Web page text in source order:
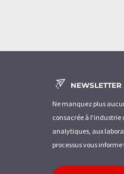
NEWSLETTER
Ne manquez plus
consacrée à
analytiques, aux
processus vous